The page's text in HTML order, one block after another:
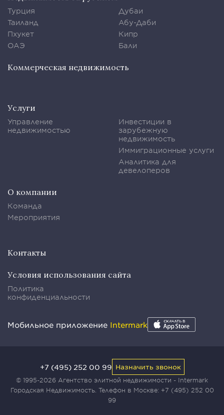
Турция
Таиланд
Пхукет
ОАЭ
Дубаи
Абу-Даби
Кипр
Бали
Коммерческая недвижимость
Услуги
Управление
недвижимостью
Инвестиции в
зарубежную
недвижимость
Иммиграционные услуги
Аналитика для
девелоперов
О компании
Команда
Мероприятия
Контакты
Условия использования сайта
Политика
конфиденциальности
Мобильное приложение Intermark
© 1995-2026 Агентство элитной недвижимости - Intermark
Городская Недвижимость. Телефон в Москве: +7 (495) 252 00
99
+7 (495) 252 00 99 Назначить звонок